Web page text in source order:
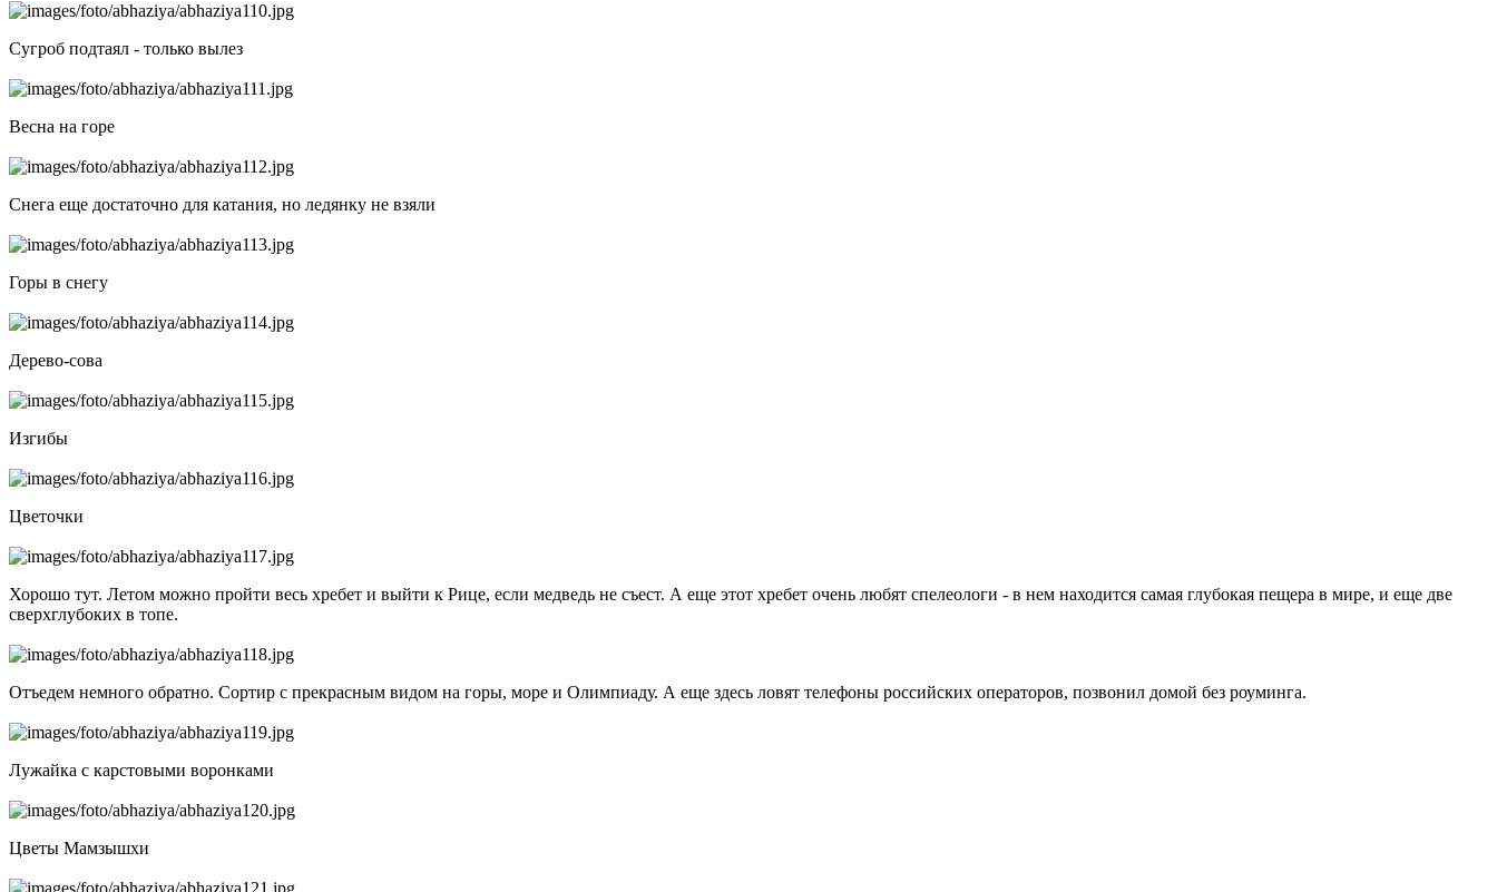
Сугроб подтаял - только вылез
Весна на горе
Снега еще достаточно для катания, но ледянку не взяли
Горы в снегу
Дерево-сова
Изгибы
Цветочки
Хорошо тут. Летом можно пройти весь хребет и выйти к Рице, если медведь не съест. А еще этот хребет очень любят спелеологи - в нем находится самая глубокая пещера в мире, и еще две
сверхглубоких в топе.
Отъедем немного обратно. Сортир с прекрасным видом на горы, море и Олимпиаду. А еще здесь ловят телефоны российских операторов, позвонил домой без роуминга.
Лужайка с карстовыми воронками
Цветы Мамзышхи